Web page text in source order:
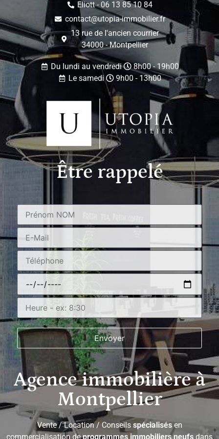
Eliott - 06 13 85 10 84
contact@utopia-immobilier.fr
13 rue de l'ancien courrier
34000 - Montpellier
Du lundi au vendredi
8h00 - 19h00
Le samedi
9h00 - 13h00
Être rappelé
Agence immobilière à
Montpellier
Vente / Location / Conseils spécialisésen
commercialisation deprogrammes immobiliers neufs dans